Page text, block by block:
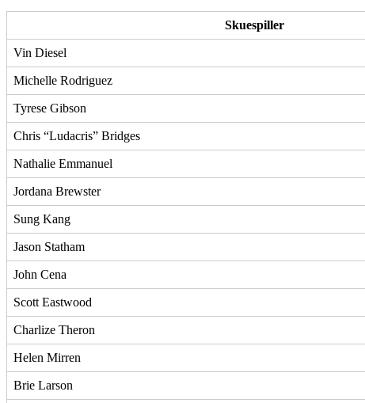
Skuespiller
Vin Diesel
Michelle Rodriguez
Tyrese Gibson
Chris “Ludacris” Bridges
Nathalie Emmanuel
Jordana Brewster
Sung Kang
Jason Statham
John Cena
Scott Eastwood
Charlize Theron
Helen Mirren
Brie Larson